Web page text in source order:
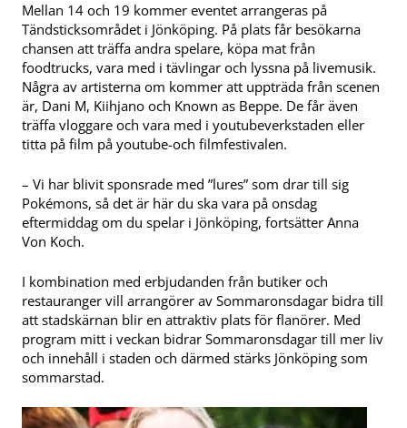
Mellan 14 och 19 kommer eventet arrangeras på
Tändsticksområdet i Jönköping. På plats får besökarna
chansen att träffa andra spelare, köpa mat från
foodtrucks, vara med i tävlingar och lyssna på livemusik.
Några av artisterna om kommer att uppträda från scenen
är, Dani M, Kiihjano och Known as Beppe. De får även
träffa vloggare och vara med i youtubeverkstaden eller
titta på film på youtube-och filmfestivalen.
– Vi har blivit sponsrade med ”lures” som drar till sig
Pokémons, så det är här du ska vara på onsdag
eftermiddag om du spelar i Jönköping, fortsätter Anna
Von Koch.
I kombination med erbjudanden från butiker och
restauranger vill arrangörer av Sommaronsdagar bidra till
att stadskärnan blir en attraktiv plats för flanörer. Med
program mitt i veckan bidrar Sommaronsdagar till mer liv
och innehåll i staden och därmed stärks Jönköping som
sommarstad.